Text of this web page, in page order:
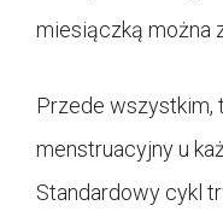
miesiączką można
Przede wszystkim,
menstruacyjny u
Standardowy cykl